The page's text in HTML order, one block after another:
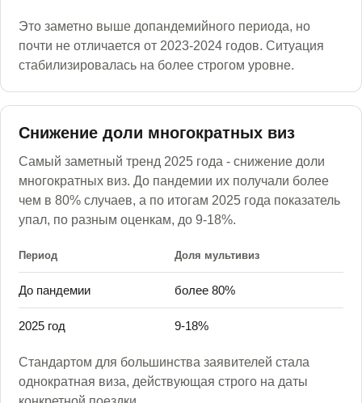
Это заметно выше допандемийного периода, но
почти не отличается от 2023-2024 годов. Ситуация
стабилизировалась на более строгом уровне.
Снижение доли многократных виз
Самый заметный тренд 2025 года - снижение доли
многократных виз. До пандемии их получали более
чем в 80% случаев, а по итогам 2025 года показатель
упал, по разным оценкам, до 9-18%.
Период Доля мультивиз
До пандемии более 80%
2025 год 9-18%
Стандартом для большинства заявителей стала
однократная виза, действующая строго на даты